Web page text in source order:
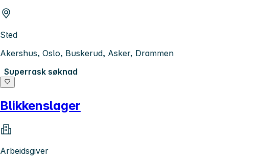
Sted
Akershus, Oslo, Buskerud, Asker, Drammen
Superrask søknad
Blikkenslager
Arbeidsgiver